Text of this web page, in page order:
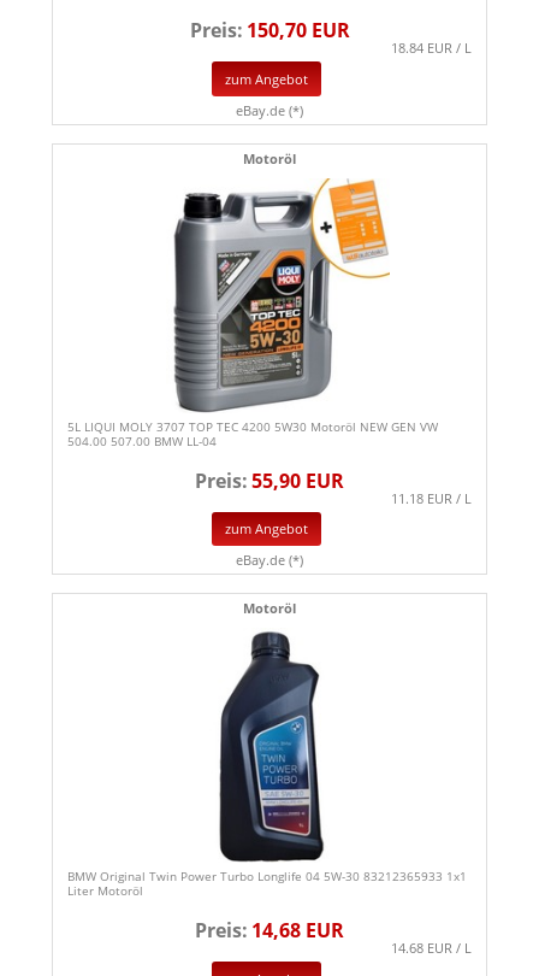
Preis: 150,70 EUR
18.84 EUR / L
zum Angebot
eBay.de (*)
Motoröl
5L LIQUI MOLY 3707 TOP TEC 4200 5W30 Motoröl NEW GEN VW
504.00 507.00 BMW LL-04
Preis:55,90 EUR
11.18 EUR / L
zum Angebot
eBay.de (*)
Motoröl
BMW Original Twin Power Turbo Longlife 04 5W-30 83212365933 1x1
Liter Motoröl
Preis: 14,68 EUR
14.68 EUR / L